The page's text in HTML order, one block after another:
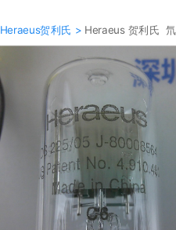
Heraeus贺利氏 > Heraeus 贺利氏